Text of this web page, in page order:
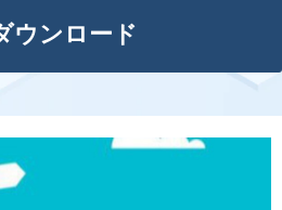
ウンロード